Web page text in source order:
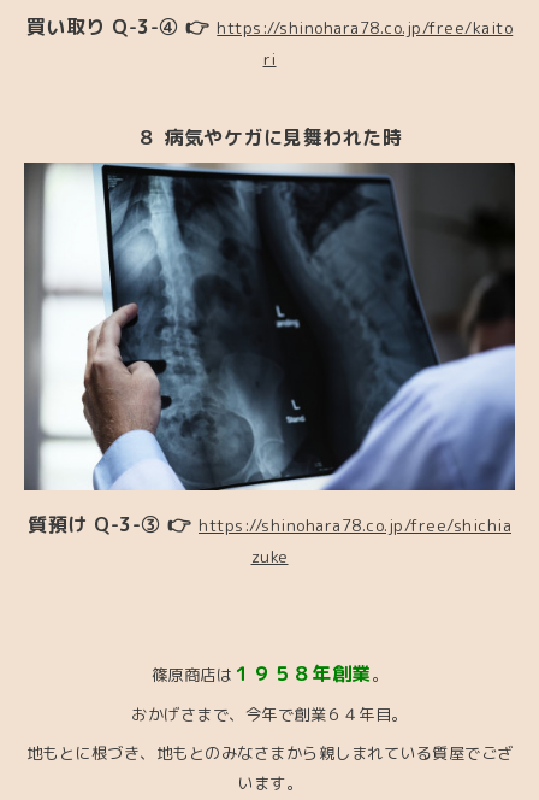
買い取り Q-3-④ 👉 https://shinohara78.co.jp/free/kaito
ri
８ 病気やケガに見舞われた時
質預け Q-3-③ 👉 https://shinohara78.co.jp/free/shichia
zuke
篠原商店は １９５８年創業。
おかげさまで、今年で創業６４年目。
地もとに根づき、地もとのみなさまから親しまれている質屋でござ
います。